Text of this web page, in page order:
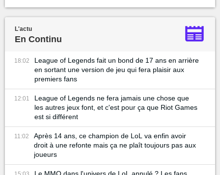
L'actu
En Continu
18:02
League of Legends fait un bond de 17 ans en arrière
en sortant une version de jeu qui fera plaisir aux
premiers fans
12:01
League of Legends ne fera jamais une chose que
les autres jeux font, et c'est pour ça que Riot Games
est si différent
11:02
Après 14 ans, ce champion de LoL va enfin avoir
droit à une refonte mais ça ne plaît toujours pas aux
joueurs